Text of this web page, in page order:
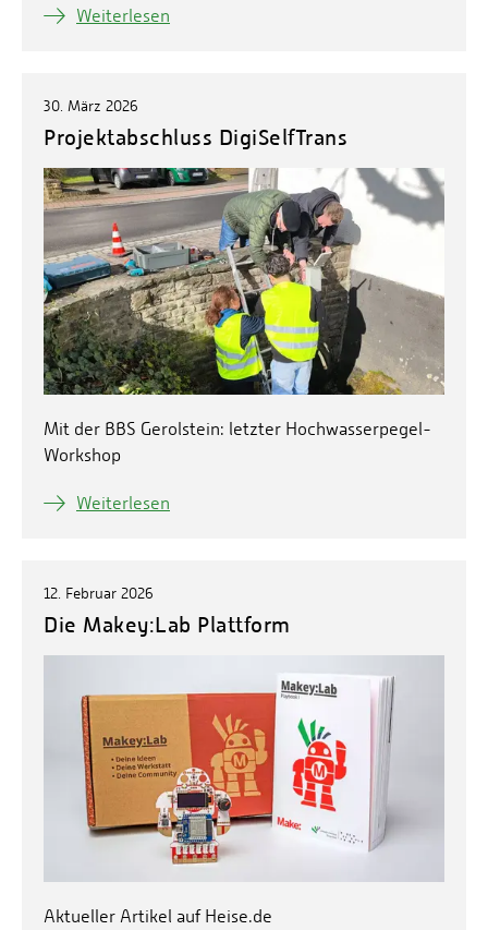
Weiterlesen
30. März 2026
Projektabschluss DigiSelfTrans
Mit der BBS Gerolstein: letzter Hochwasserpegel-
Workshop
Weiterlesen
12. Februar 2026
Die Makey:Lab Plattform
Aktueller Artikel auf Heise.de